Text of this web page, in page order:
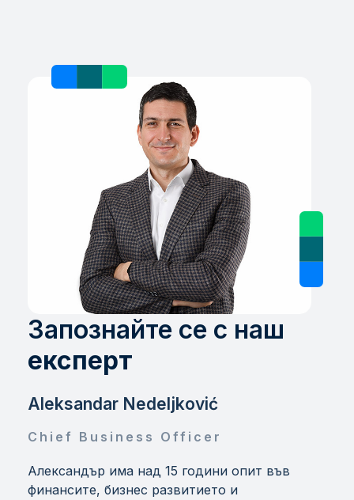
Запознайте се с наш
експерт
Aleksandar Nedeljković
Chief Business Officer
Александър има над 15 години опит във
финансите, бизнес развитието и